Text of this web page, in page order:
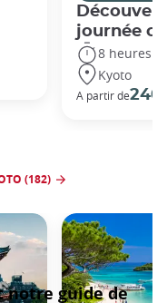
journée
8 heures
Kyoto
A partir de240
(182)